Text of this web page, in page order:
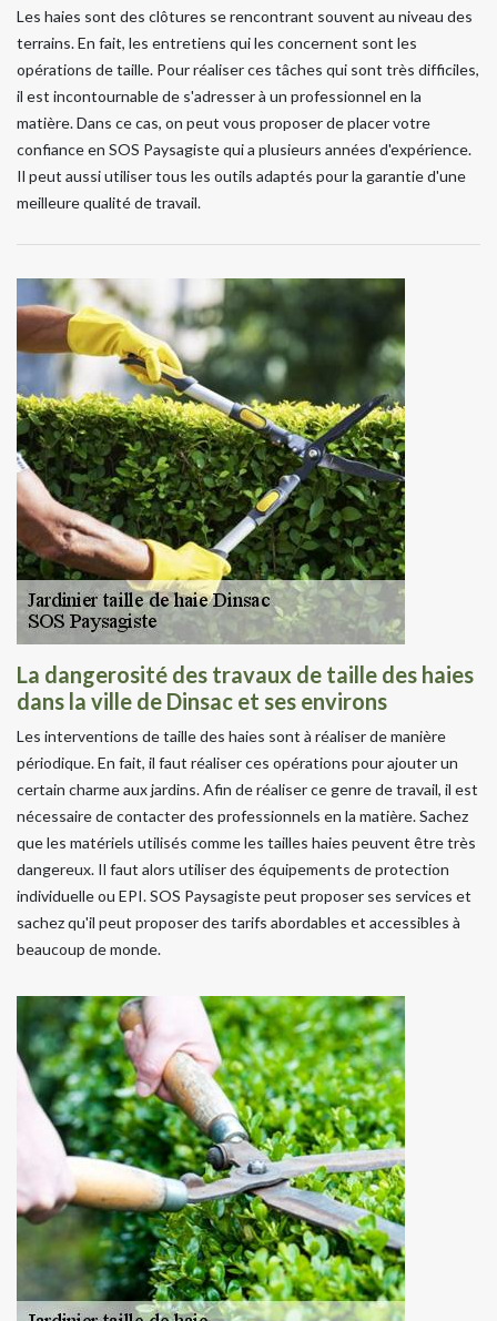
Les haies sont des clôtures se rencontrant souvent au niveau des
terrains. En fait, les entretiens qui les concernent sont les
opérations de taille. Pour réaliser ces tâches qui sont très difficiles,
il est incontournable de s'adresser à un professionnel en la
matière. Dans ce cas, on peut vous proposer de placer votre
confiance en SOS Paysagiste qui a plusieurs années d'expérience.
Il peut aussi utiliser tous les outils adaptés pour la garantie d'une
meilleure qualité de travail.
La dangerosité des travaux de taille des haies
dans la ville de Dinsac et ses environs
Les interventions de taille des haies sont à réaliser de manière
périodique. En fait, il faut réaliser ces opérations pour ajouter un
certain charme aux jardins. Afin de réaliser ce genre de travail, il est
nécessaire de contacter des professionnels en la matière. Sachez
que les matériels utilisés comme les tailles haies peuvent être très
dangereux. Il faut alors utiliser des équipements de protection
individuelle ou EPI. SOS Paysagiste peut proposer ses services et
sachez qu'il peut proposer des tarifs abordables et accessibles à
beaucoup de monde.